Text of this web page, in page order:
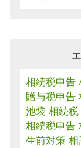
相続税申告
贈与税申告
池袋 相続税
相続税申告
生前対策